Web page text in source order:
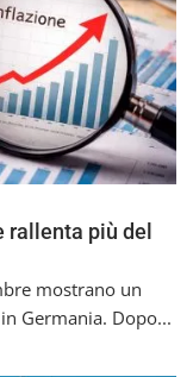
rallenta più del
mostrano un
Germania. Dopo...